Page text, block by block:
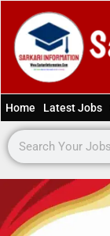
Home Latest Jobs